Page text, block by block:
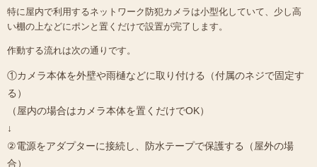
特に屋内で利用するネットワーク防犯カメラは小型化していて、少し高
い棚の上などにポンと置くだけで設置が完了します。
作動する流れは次の通りです。
①カメラ本体を外壁や雨樋などに取り付ける（付属のネジで固定す
る）
（屋内の場合はカメラ本体を置くだけでOK）
↓
②電源をアダプターに接続し、防水テープで保護する（屋外の場
合）